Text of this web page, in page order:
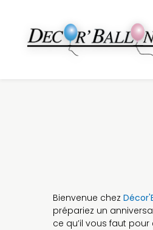
Bienvenue chez
prépariez un
ce qu’il vous faut